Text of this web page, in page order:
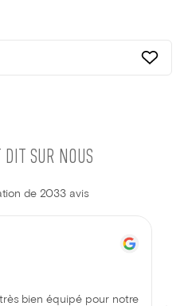
DIT SUR NOUS
de 2033 avis
bien équipé pour notre